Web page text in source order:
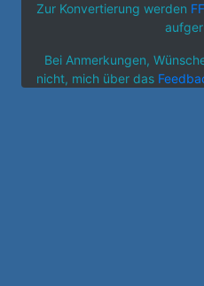
Zur Konvertierung werden
Bei Anmerkungen,
nicht, mich über das